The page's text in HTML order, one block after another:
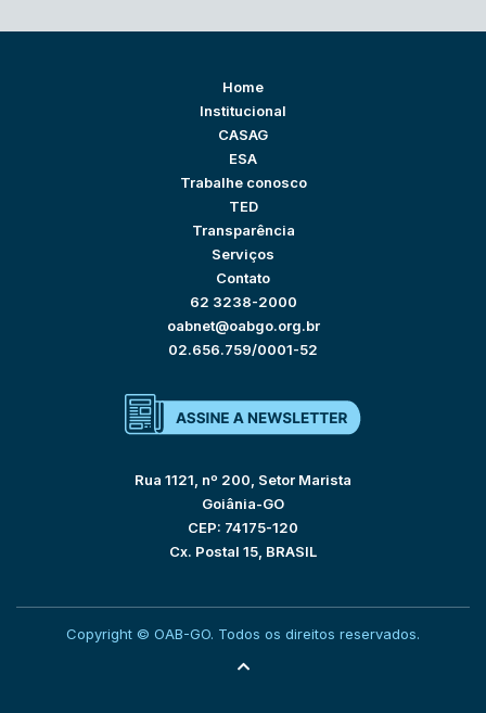
Home
Institucional
CASAG
ESA
Trabalhe conosco
TED
Transparência
Serviços
Contato
62 3238-2000
oabnet@oabgo.org.br
02.656.759/0001-52
Rua 1121, nº 200, Setor Marista
Goiânia-GO
CEP: 74175-120
Cx. Postal 15, BRASIL
Copyright © OAB-GO. Todos os direitos reservados.